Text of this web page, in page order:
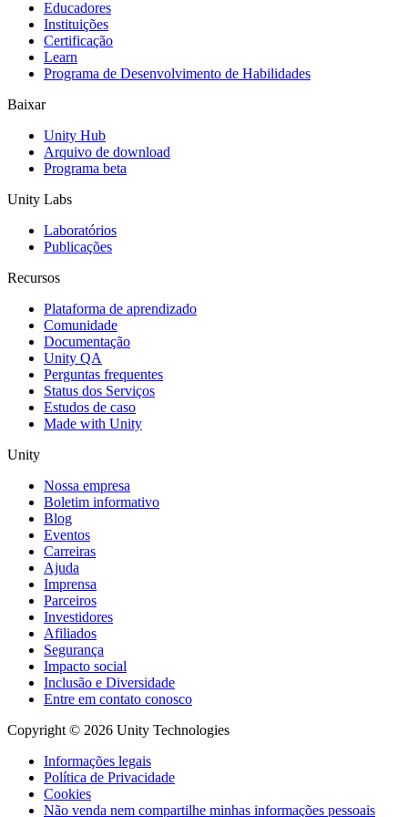
Jogos XR
Lance jogos XR em várias plataformas
Jogos com multijogador
Simplifique o desenvolvimento de jogos multiplayer
Educadores
Instituições
Certificação
Learn
Programa de Desenvolvimento de Habilidades
Baixar
Unity Hub
Arquivo de download
Programa beta
Unity Labs
Laboratórios
Publicações
Recursos
Plataforma de aprendizado
Comunidade
Documentação
Unity QA
Perguntas frequentes
Status dos Serviços
Estudos de caso
Made with Unity
Unity
Nossa empresa
Boletim informativo
Blog
Eventos
Carreiras
Ajuda
Imprensa
Parceiros
Investidores
Afiliados
Segurança
Impacto social
Inclusão e Diversidade
Entre em contato conosco
Copyright © 2026 Unity Technologies
Informações legais
Política de Privacidade
Cookies
Não venda nem compartilhe minhas informações pessoais